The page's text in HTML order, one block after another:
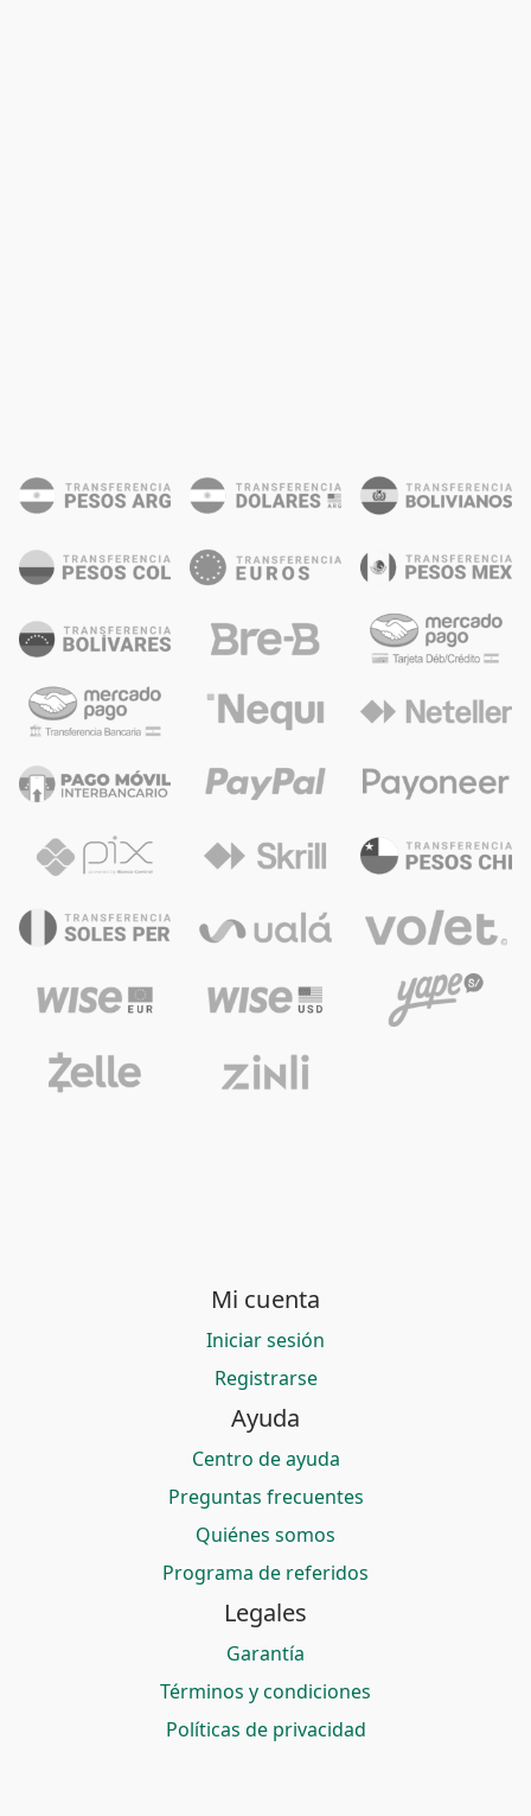
Mi cuenta
Iniciar sesión
Registrarse
Ayuda
Centro de ayuda
Preguntas frecuentes
Quiénes somos
Programa de referidos
Legales
Garantía
Términos y condiciones
Políticas de privacidad